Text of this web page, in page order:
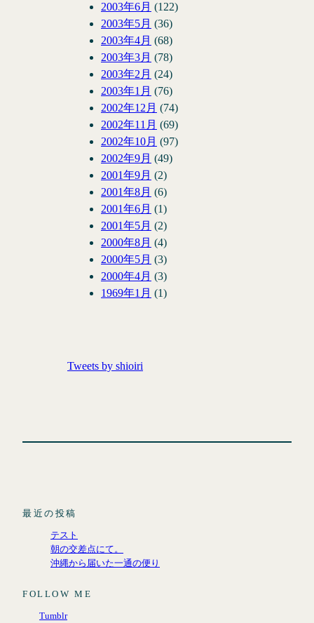
2003年6月 (122)
2003年5月 (36)
2003年4月 (68)
2003年3月 (78)
2003年2月 (24)
2003年1月 (76)
2002年12月 (74)
2002年11月 (69)
2002年10月 (97)
2002年9月 (49)
2001年9月 (2)
2001年8月 (6)
2001年6月 (1)
2001年5月 (2)
2000年8月 (4)
2000年5月 (3)
2000年4月 (3)
1969年1月 (1)
Tweets by shioiri
最近の投稿
テスト
朝の交差点にて。
沖縄から届いた一通の便り
FOLLOW ME
Tumblr